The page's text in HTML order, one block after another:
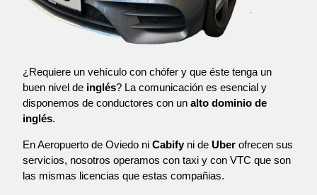
¿Requiere un vehículo con chófer y que éste tenga un
buen nivel de inglés? La comunicación es esencial y
disponemos de conductores con un alto dominio de
inglés.
En Aeropuerto de Oviedo ni Cabify ni de Uber ofrecen sus
servicios, nosotros operamos con taxi y con VTC que son
las mismas licencias que estas compañias.